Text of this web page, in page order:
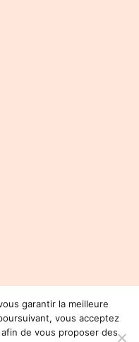
garantir la meilleure
vous acceptez
de vous proposer des